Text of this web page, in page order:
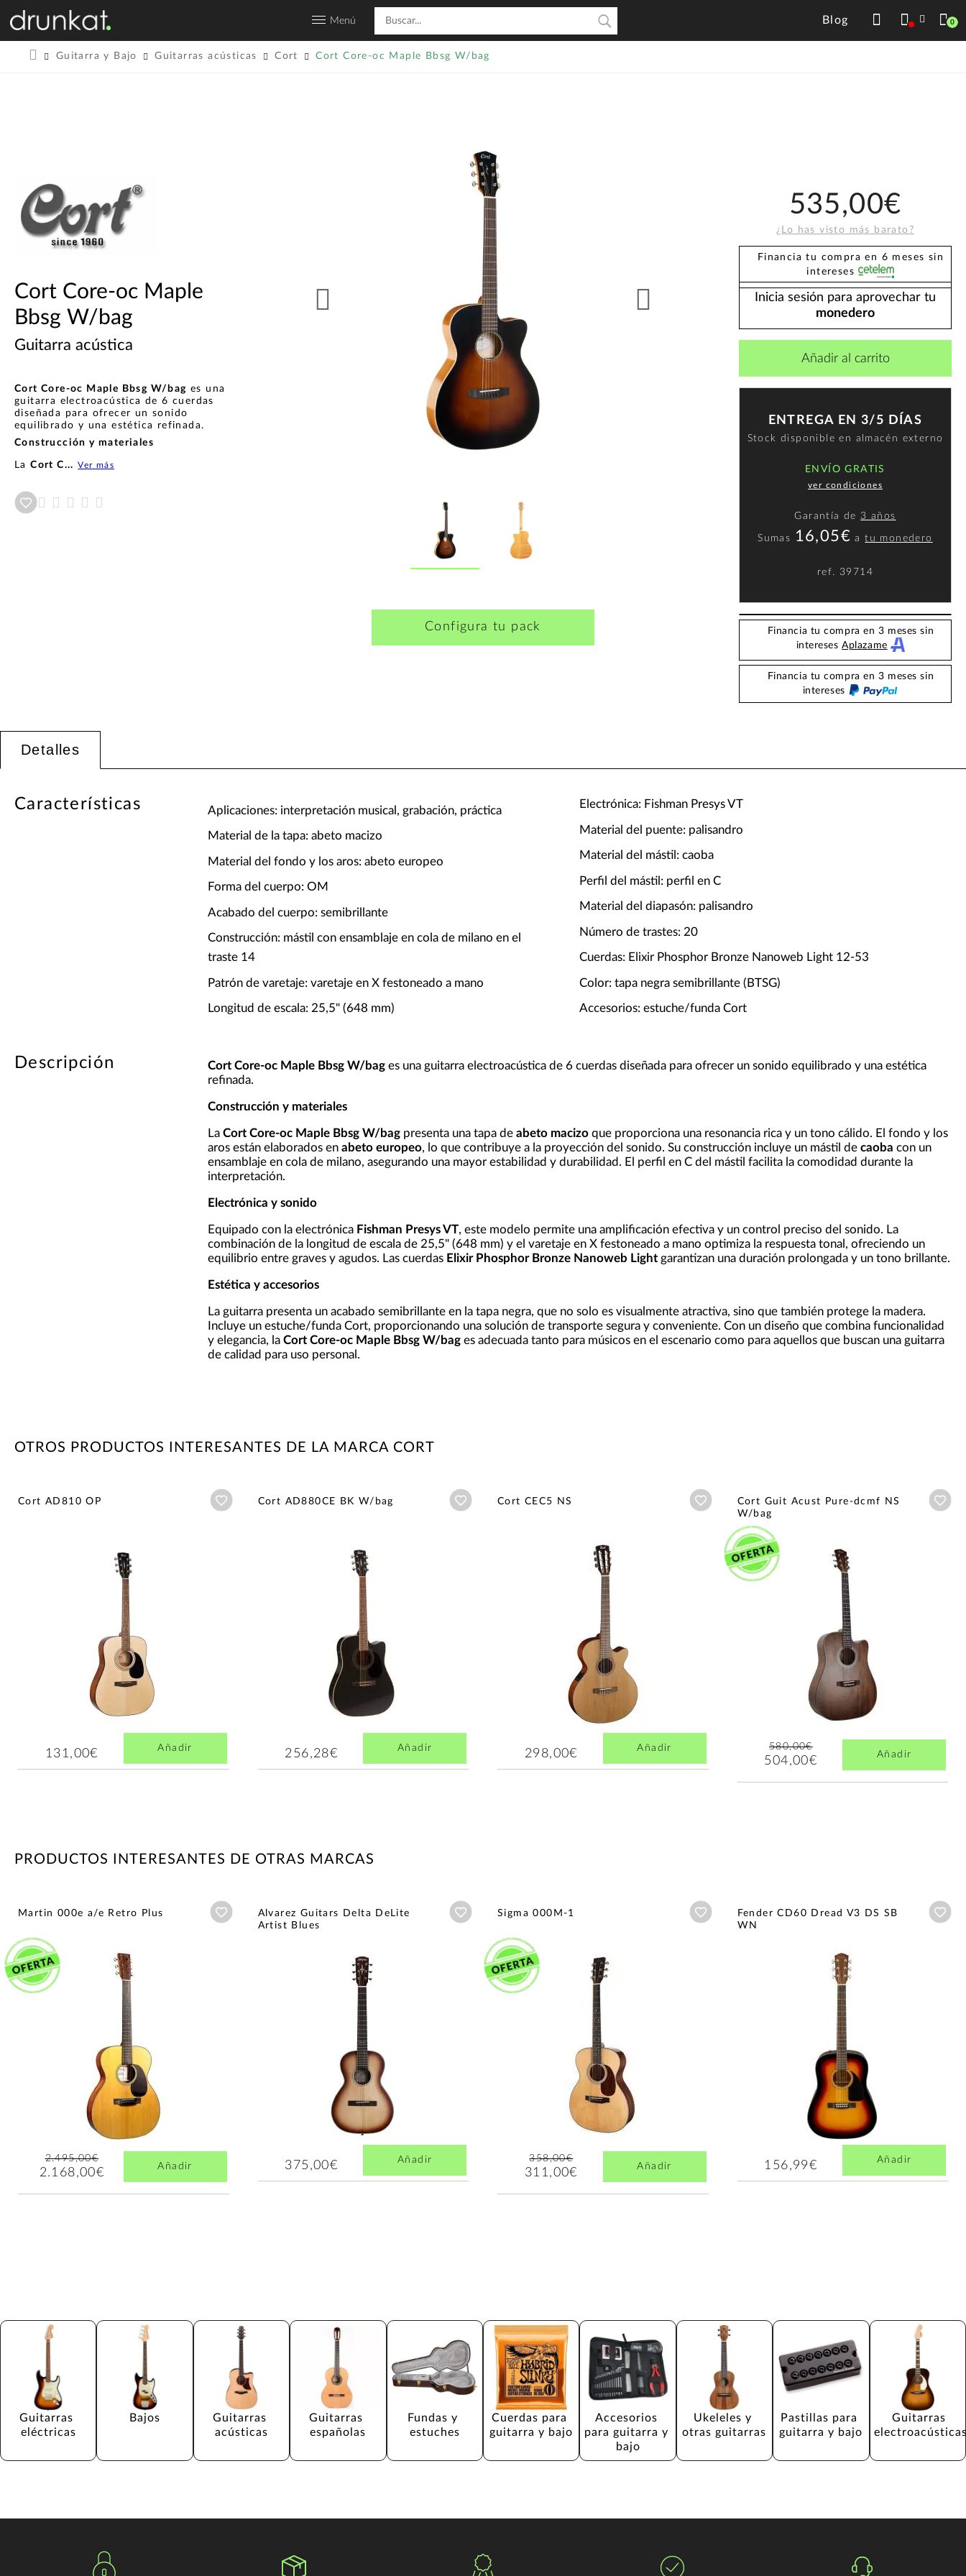
Menú Blog 0
Guitarra y Bajo Guitarras acústicas Cort Cort Core-oc Maple Bbsg W/bag
Cort Core-oc Maple
Bbsg W/bag
Guitarra acústica
Cort Core-oc Maple Bbsg W/bag es una
guitarra electroacústica de 6 cuerdas
diseñada para ofrecer un sonido
equilibrado y una estética refinada.
Construcción y materiales
LaCort C... Ver más
Configura tu pack
535,00€
¿Lo has visto más barato?
Financia tu compra en 6 meses sin
intereses
Inicia sesión para aprovechar tu
monedero
Añadir al carrito
ENTREGA EN 3/5 DÍAS
Stock disponible en almacén externo
ENVÍO GRATIS
ver condiciones
Garantía de 3 años
Sumas 16,05€ atu monedero
ref. 39714
Financia tu compra en 3 meses sin
interesesAplazame
Financia tu compra en 3 meses sin
intereses
Detalles
Características Aplicaciones: interpretación musical, grabación, práctica
Material de la tapa: abeto macizo
Material del fondo y los aros: abeto europeo
Forma del cuerpo: OM
Acabado del cuerpo: semibrillante
Construcción: mástil con ensamblaje en cola de milano en el
traste 14
Patrón de varetaje: varetaje en X festoneado a mano
Longitud de escala: 25,5" (648 mm)
Electrónica: Fishman Presys VT
Material del puente: palisandro
Material del mástil: caoba
Perfil del mástil: perfil en C
Material del diapasón: palisandro
Número de trastes: 20
Cuerdas: Elixir Phosphor Bronze Nanoweb Light 12-53
Color: tapa negra semibrillante (BTSG)
Accesorios: estuche/funda Cort
Descripción Cort Core-oc Maple Bbsg W/bages una guitarra electroacústica de 6 cuerdas diseñada para ofrecer un sonido equilibrado y una estética
refinada.
Construcción y materiales
La Cort Core-oc Maple Bbsg W/bagpresenta una tapa de abeto macizoque proporciona una resonancia rica y un tono cálido. El fondo y los
aros están elaborados en abeto europeo, lo que contribuye a la proyección del sonido. Su construcción incluye un mástil de caoba con un
ensamblaje en cola de milano, asegurando una mayor estabilidad y durabilidad. El perfil en C del mástil facilita la comodidad durante la
interpretación.
Electrónica y sonido
Equipado con la electrónica Fishman Presys VT, este modelo permite una amplificación efectiva y un control preciso del sonido. La
combinación de la longitud de escala de 25,5" (648 mm) y el varetaje en X festoneado a mano optimiza la respuesta tonal, ofreciendo un
equilibrio entre graves y agudos. Las cuerdas Elixir Phosphor Bronze Nanoweb Lightgarantizan una duración prolongada y un tono brillante.
Estética y accesorios
La guitarra presenta un acabado semibrillante en la tapa negra, que no solo es visualmente atractiva, sino que también protege la madera.
Incluye un estuche/funda Cort, proporcionando una solución de transporte segura y conveniente. Con un diseño que combina funcionalidad
y elegancia, la Cort Core-oc Maple Bbsg W/bages adecuada tanto para músicos en el escenario como para aquellos que buscan una guitarra
de calidad para uso personal.
OTROS PRODUCTOS INTERESANTES DE LA MARCA CORT
Cort AD810 OP Añadir a wishlist
131,00€ Añadir
Cort AD880CE BK W/bag Añadir a wishlist
256,28€ Añadir
Cort CEC5 NS Añadir a wishlist
298,00€ Añadir
Cort Guit Acust Pure-dcmf NS
W/bag
580,00€
504,00€ Añadir
PRODUCTOS INTERESANTES DE OTRAS MARCAS
Martin 000e a/e Retro Plus Añadir a wishlist
2.495,00€
2.168,00€ Añadir
Alvarez Guitars Delta DeLite
Artist Blues
Añadir a wishlist
375,00€ Añadir
Sigma 000M-1 Añadir a wishlist
358,00€
311,00€ Añadir
Fender CD60 Dread V3 DS SB
WN
156,99€ Añadir
Guitarras
eléctricas
Bajos
Guitarras
acústicas
Guitarras
españolas
Fundas y
estuches
Cuerdas para
guitarra y bajo
Accesorios
para guitarra y
bajo
Ukeleles y
otras guitarras
Pastillas para
guitarra y bajo
Guitarras